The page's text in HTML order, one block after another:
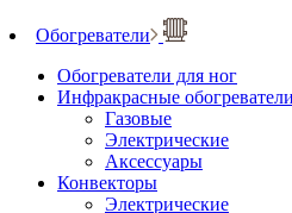
Обогреватели
Обогреватели для ног
Инфракрасные обогреватели
Газовые
Электрические
Аксессуары
Конвекторы
Электрические